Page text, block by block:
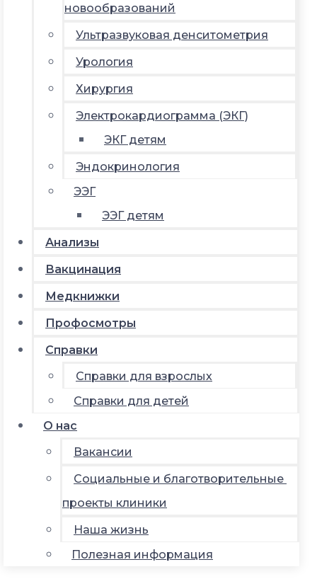
новообразований
Ультразвуковая денситометрия
Урология
Хирургия
Электрокардиограмма (ЭКГ)
ЭКГ детям
Эндокринология
ЭЭГ
ЭЭГ детям
Анализы
Вакцинация
Медкнижки
Профосмотры
Справки
Справки для взрослых
Справки для детей
О нас
Вакансии
Социальные и благотворительные
проекты клиники
Наша жизнь
Полезная информация